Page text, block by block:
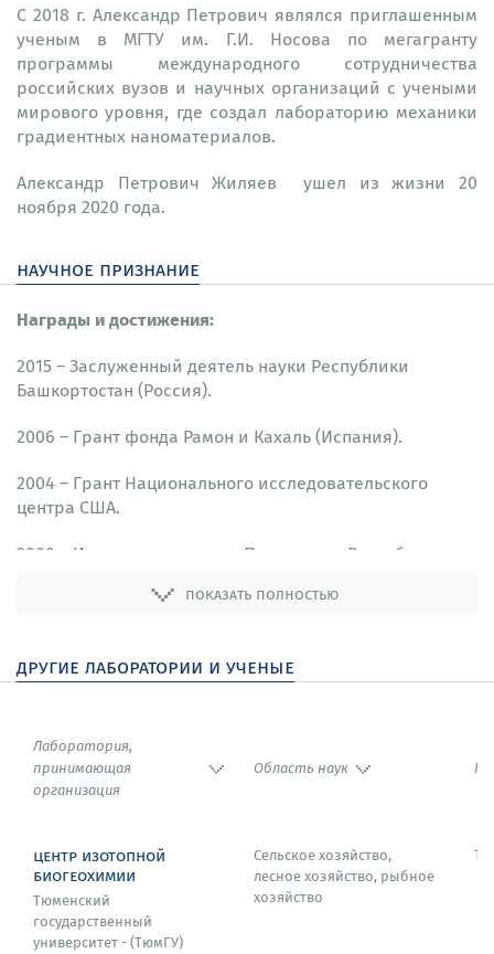
С 2018 г. Александр Петрович являлся приглашенным
ученым в МГТУ им. Г.И. Носова по мегагранту
программы международного сотрудничества
российских вузов и научных организаций с учеными
мирового уровня, где создал лабораторию механики
градиентных наноматериалов.
Александр Петрович Жиляев ушел из жизни 20
ноября 2020 года.
научное признание
Награды и достижения:
2015 – Заслуженный деятель науки Республики
Башкортостан (Россия).
2006 – Грант фонда Рамон и Кахаль (Испания).
2004 – Грант Национального исследовательского
центра США.
2000 – Именная стипендия Президента Республики
показать полностью
другие лаборатории и ученые
Лаборатория,
принимающая
организация
Область наук
центр изотопной
биогеохимии
Тюменский
государственный
университет - (ТюмГУ)
Сельское хозяйство,
лесное хозяйство, рыбное
хозяйство